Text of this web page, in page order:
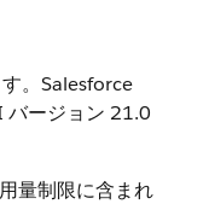
。Salesforce
バージョン 21.0
量制限に含まれ